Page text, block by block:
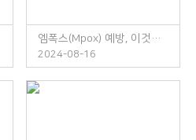
엠폭스(Mpox) 예방, 이것만은 꼭 지켜주세요!
2024-08-16